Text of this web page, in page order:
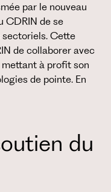
par le nouveau
CDRIN de se
Cette
de collaborer avec
à profit son
de pointe. En
du